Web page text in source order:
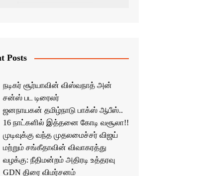
Posts
நடிகர் சூர்யாவின் விஸ்வநாத் அன்
சன்ஸ் பட டிரைலர்
ஜனநாயகன் தமிழ்நாடு பாக்ஸ் ஆபீஸ்..
16 நாட்களில் இத்தனை கோடி வசூலா!!
முடிவுக்கு வந்த முதலமைச்சர் விஜய்
மற்றும் சங்கீதாவின் விவாகரத்து
வழக்கு: நீதிமன்றம் அதிரடி உத்தரவு
GDN திரை விமர்சனம்